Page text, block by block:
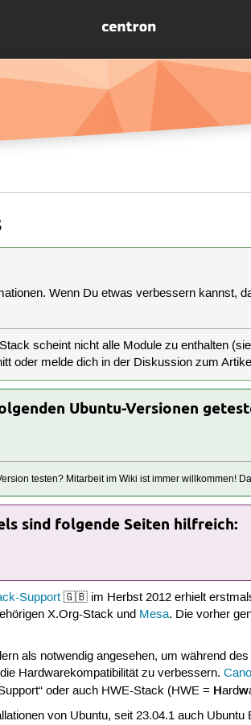
Wenn Du etwas verbessern kannst,
scheint nicht alle Module zu enthalten
oder melde dich in der Diskussion zum
Ubuntu-Versionen
testen? Mitarbeit im Wiki ist immer willkommen!
sind folgende Seiten hilfreich:
Support 🇬🇧 im Herbst 2012 erhielt
X.Org-Stack und Mesa. Die vorher
als notwendig angesehen, um während des
Hardwarekompatibilität zu verbessern.
oder auch HWE-Stack (HWE = Hardw
von Ubuntu, seit 23.04.1 auch Ubuntu